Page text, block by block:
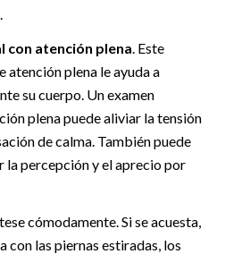
con atención plena. Este
atención plena le ayuda a
su cuerpo. Un examen
plena puede aliviar la tensión
de calma. También puede
la percepción y el aprecio por
cómodamente. Si se acuesta,
con las piernas estiradas, los